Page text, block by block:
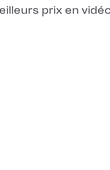
prix en